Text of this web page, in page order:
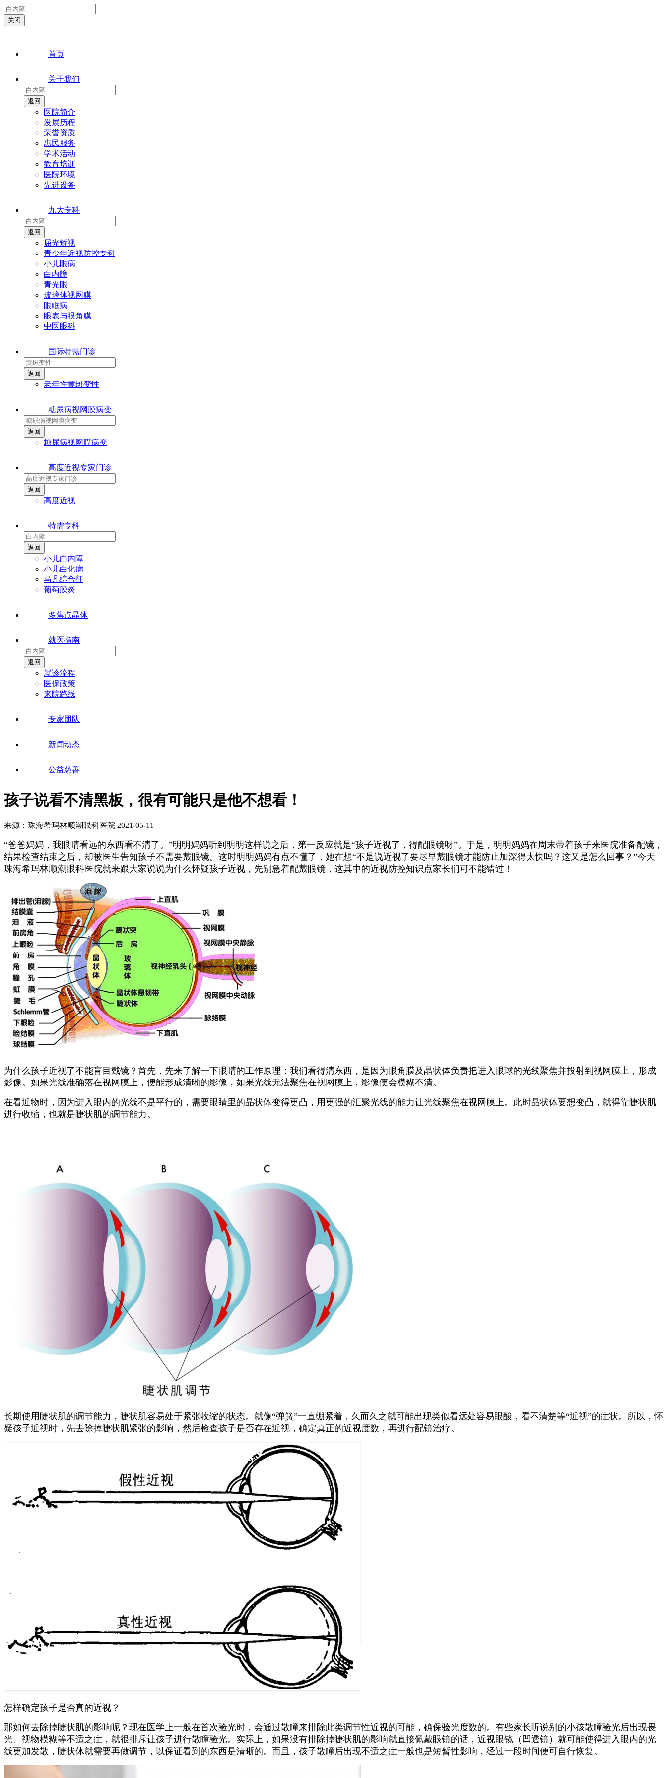
首页
关于我们
医院简介
发展历程
荣誉资质
惠民服务
学术活动
教育培训
医院环境
先进设备
九大专科
屈光矫视
青少年近视防控专科
小儿眼病
白内障
青光眼
玻璃体视网膜
眼眶病
眼表与眼角膜
中医眼科
国际特需门诊
老年性黄斑变性
糖尿病视网膜病变
糖尿病视网膜病变
高度近视专家门诊
高度近视
特需专科
小儿白内障
小儿白化病
马凡综合征
葡萄膜炎
多焦点晶体
就医指南
就诊流程
医保政策
来院路线
专家团队
新闻动态
公益慈善
孩子说看不清黑板，很有可能只是他不想看！
来源：珠海希玛林顺潮眼科医院 2021-05-11
“爸爸妈妈，我眼睛看远的东西看不清了。”明明妈妈听到明明这样说之后，第一反应就是“孩子近视了，得配眼镜呀”。 于是，明明妈妈在周末带着孩子来医院准备配镜，
结果检查结束之后，却被医生告知孩子不需要戴眼镜。 这时明明妈妈有点不懂了，她在想“不是说近视了要尽早戴眼镜才能防止加深得太快吗？这又是怎么回事？”今天
珠海希玛林顺潮眼科医院就来跟大家说说为什么怀疑孩子近视，先别急着配戴眼镜，这其中的近视防控知识点家长们可不能错过！
为什么孩子近视了不能盲目戴镜？ 首先，先来了解一下眼睛的工作原理： 我们看得清东西，是因为眼角膜及晶状体负责把进入眼球的光线聚焦并投射到视网膜上，形成
影像。 如果光线准确落在视网膜上，便能形成清晰的影像，如果光线无法聚焦在视网膜上，影像便会模糊不清。
在看近物时，因为进入眼内的光线不是平行的，需要眼睛里的晶状体变得更凸，用更强的汇聚光线的能力让光线聚焦在视网膜上。 此时晶状体要想变凸，就得靠睫状肌
进行收缩，也就是睫状肌的调节能力。
长期使用睫状肌的调节能力，睫状肌容易处于紧张收缩的状态。就像“弹簧”一直绷紧着，久而久之就可能出现类似看远处容易眼酸，看不清楚等“近视”的症状。 所以，怀
疑孩子近视时，先去除掉睫状肌紧张的影响，然后检查孩子是否存在近视，确定真正的近视度数，再进行配镜治疗。
怎样确定孩子是否真的近视？
那如何去除掉睫状肌的影响呢？现在医学上一般在首次验光时，会通过散瞳来排除此类调节性近视的可能，确保验光度数的。 有些家长听说别的小孩散瞳验光后出现畏
光、视物模糊等不适之症，就很排斥让孩子进行散瞳验光。 实际上，如果没有排除掉睫状肌的影响就直接佩戴眼镜的话，近视眼镜（凹透镜）就可能使得进入眼内的光
线更加发散，睫状体就需要再做调节，以保证看到的东西是清晰的。 而且，孩子散瞳后出现不适之症一般也是短暂性影响，经过一段时间便可自行恢复。